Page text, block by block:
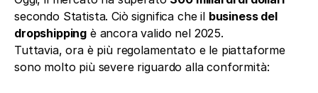
secondo Statista. Ciò significa che il business del
dropshipping è ancora valido nel 2025.
Tuttavia, ora è più regolamentato e le piattaforme
sono molto più severe riguardo alla conformità: